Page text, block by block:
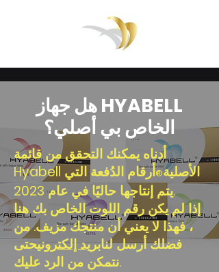
هل جهاز HYABELL
الخاص بي أصلي؟
أدناه يمكنك التحقق من قائمة
Hyabell الأصلية®أرقام الدُفعة التي
يتم إنتاجها حاليًا في عام 2023.
إذا لم يكن رقم اللوت الخاص بك هنا
، فهذا لا يعني أن منتجك مزيف. من
فضلك أرسل لنابريد إلكترونيحتى
نتمكن من الرد عليك.